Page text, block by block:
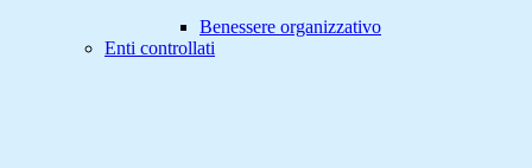
Benessere organizzativo
Enti controllati